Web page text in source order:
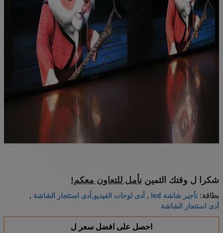
شكرا ل وقتك الثمين نأمل للتعاون معكم!
بطاقة: تأجير شاشة led , أدى لوحات الفيديو,أدى استئجار الشاشة ,
أدى استئجار الشاشة
احصل على افضل سعر ل